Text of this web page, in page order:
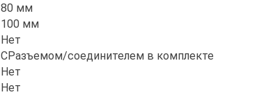
80 мм
100 мм
Нет
СРазъемом/соединителем в комплекте
Нет
Нет